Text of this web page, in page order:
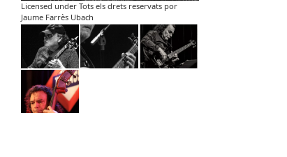
Licensed under Tots els drets reservats por
Jaume Farrès Ubach